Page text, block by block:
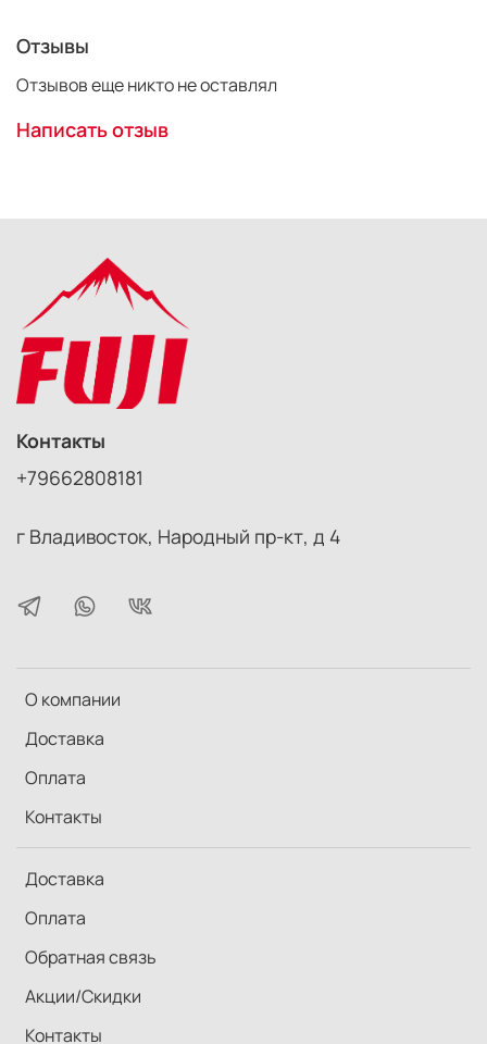
Отзывы
Отзывов еще никто не оставлял
Написать отзыв
О компании
Доставка
Оплата
Контакты
Доставка
Оплата
Обратная связь
Акции/Скидки
Контакты
Контакты
+79662808181
г Владивосток, Народный пр-кт, д 4